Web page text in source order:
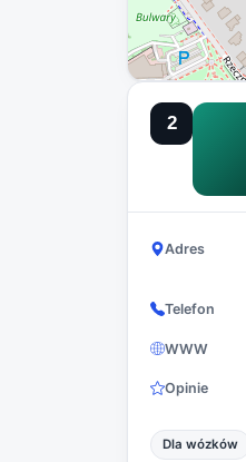
2
Adres
Telefon
WWW
Opinie
Dla wózków